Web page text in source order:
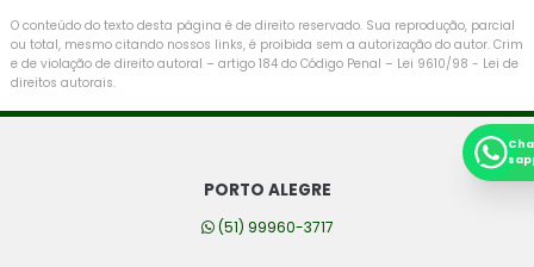
O conteúdo do texto desta página é de direito reservado. Sua reprodução, parcial
ou total, mesmo citando nossos links, é proibida sem a autorização do autor. Crim
e de violação de direito autoral – artigo 184 do Código Penal – Lei 9610/98 - Lei de
direitos autorais.
PORTO ALEGRE
(51) 99960-3717